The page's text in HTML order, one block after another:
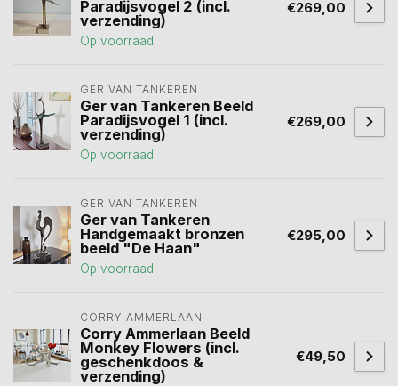
Paradijsvogel 2 (incl.
verzending)
Op voorraad
€269,00
GER VAN TANKEREN
Ger van Tankeren Beeld
Paradijsvogel 1 (incl.
verzending)
Op voorraad
€269,00
GER VAN TANKEREN
Ger van Tankeren
Handgemaakt bronzen
beeld "De Haan"
Op voorraad
€295,00
CORRY AMMERLAAN
Corry Ammerlaan Beeld
Monkey Flowers (incl.
geschenkdoos &
verzending)
€49,50